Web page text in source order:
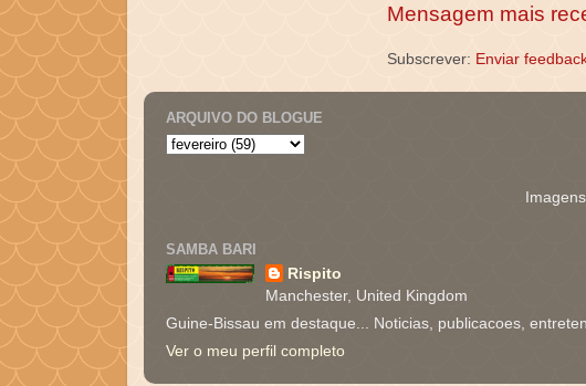
Mensagem mais
Subscrever: Enviar
ARQUIVO DO BLOGUE
SAMBA BARI
Rispito
Manchester, United Kingdom
Guine-Bissau em destaque... Noticias, publicacoes,
Ver o meu perfil completo